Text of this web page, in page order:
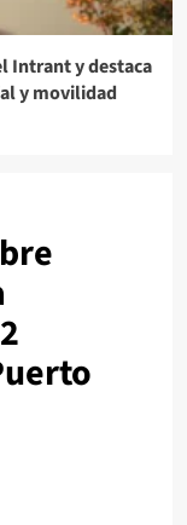
Intrant y destaca
y movilidad